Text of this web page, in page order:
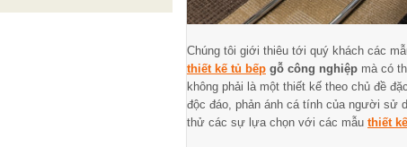
Chúng tôi giới thiêu tới quý khách các
thiết kế tủ bếp gỗ công nghiệp mà có
không phải là một thiết kế theo chủ đề
độc đáo, phản ánh cá tính của người sử
thử các sự lựa chọn với các mẫu thiết